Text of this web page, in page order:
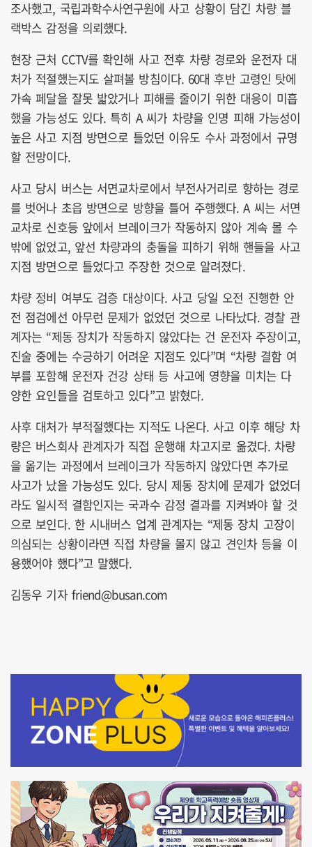
조사했고, 국립과학수사연구원에 사고 상황이 담긴 차량 블
랙박스 감정을 의뢰했다.
현장 근처 CCTV를 확인해 사고 전후 차량 경로와 운전자 대
처가 적절했는지도 살펴볼 방침이다. 60대 후반 고령인 탓에
가속 페달을 잘못 밟았거나 피해를 줄이기 위한 대응이 미흡
했을 가능성도 있다. 특히 A 씨가 차량을 인명 피해 가능성이
높은 사고 지점 방면으로 틀었던 이유도 수사 과정에서 규명
할 전망이다.
사고 당시 버스는 서면교차로에서 부전사거리로 향하는 경로
를 벗어나 초읍 방면으로 방향을 틀어 주행했다. A 씨는 서면
교차로 신호등 앞에서 브레이크가 작동하지 않아 계속 몰 수
밖에 없었고, 앞선 차량과의 충돌을 피하기 위해 핸들을 사고
지점 방면으로 틀었다고 주장한 것으로 알려졌다.
차량 정비 여부도 검증 대상이다. 사고 당일 오전 진행한 안
전 점검에선 아무런 문제가 없었던 것으로 나타났다. 경찰 관
계자는 “제동 장치가 작동하지 않았다는 건 운전자 주장이고,
진술 중에는 수긍하기 어려운 지점도 있다”며 “차량 결함 여
부를 포함해 운전자 건강 상태 등 사고에 영향을 미치는 다
양한 요인들을 검토하고 있다”고 밝혔다.
사후 대처가 부적절했다는 지적도 나온다. 사고 이후 해당 차
량은 버스회사 관계자가 직접 운행해 차고지로 옮겼다. 차량
을 옮기는 과정에서 브레이크가 작동하지 않았다면 추가로
사고가 났을 가능성도 있다. 당시 제동 장치에 문제가 없었더
라도 일시적 결함인지는 국과수 감정 결과를 지켜봐야 할 것
으로 보인다. 한 시내버스 업계 관계자는 “제동 장치 고장이
의심되는 상황이라면 직접 차량을 몰지 않고 견인차 등을 이
용했어야 했다”고 말했다.
김동우 기자 friend@busan.com